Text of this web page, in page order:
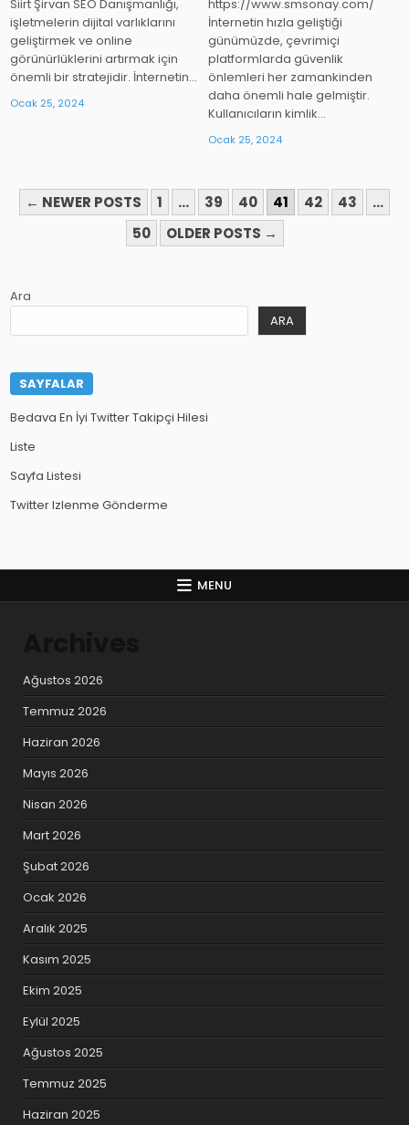
Siirt Şirvan SEO Danışmanlığı,
işletmelerin dijital varlıklarını
geliştirmek ve online
görünürlüklerini artırmak için
önemli bir stratejidir. İnternetin…
Ocak 25, 2024
https://www.smsonay.com/
İnternetin hızla geliştiği
günümüzde, çevrimiçi
platformlarda güvenlik
önlemleri her zamankinden
daha önemli hale gelmiştir.
Kullanıcıların kimlik…
Ocak 25, 2024
YAZI
SAYFALAMASI
← NEWER POSTS 1 … 39 40 41 42 43
…
50
OLDER POSTS →
Ara
ARA
SAYFALAR
Bedava En İyi Twitter Takipçi Hilesi
Liste
Sayfa Listesi
Twitter Izlenme Gönderme
MENU
Ağustos 2026
Temmuz 2026
Haziran 2026
Mayıs 2026
Nisan 2026
Mart 2026
Şubat 2026
Ocak 2026
Aralık 2025
Kasım 2025
Ekim 2025
Eylül 2025
Ağustos 2025
Temmuz 2025
Haziran 2025